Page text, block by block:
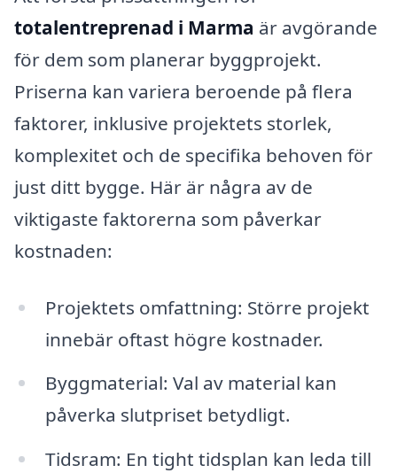
totalentreprenad i Marma är avgörande
för dem som planerar byggprojekt.
Priserna kan variera beroende på flera
faktorer, inklusive projektets storlek,
komplexitet och de specifika behoven för
just ditt bygge. Här är några av de
viktigaste faktorerna som påverkar
kostnaden:
Projektets omfattning: Större projekt
innebär oftast högre kostnader.
Byggmaterial: Val av material kan
påverka slutpriset betydligt.
Tidsram: En tight tidsplan kan leda till